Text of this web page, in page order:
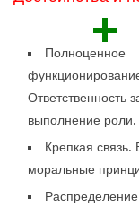
+
Полноценное
Ответственность
выполнение роли.
Крепкая связь.
моральные
Распределение